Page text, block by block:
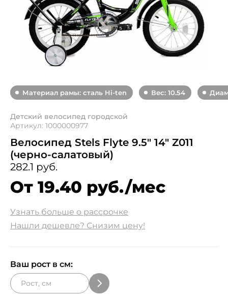
Материал рамы: сталь Hi-ten Вес: 10.54
Детский велосипед городской
Артикул: 1000000977
Велосипед Stels Flyte 9.5" 14" Z011
(черно-салатовый)
282.1 руб.
От 19.40 руб./мес
Узнать больше о рассрочке
Нашли дешевле? Снизим цену!
Ваш рост в см: